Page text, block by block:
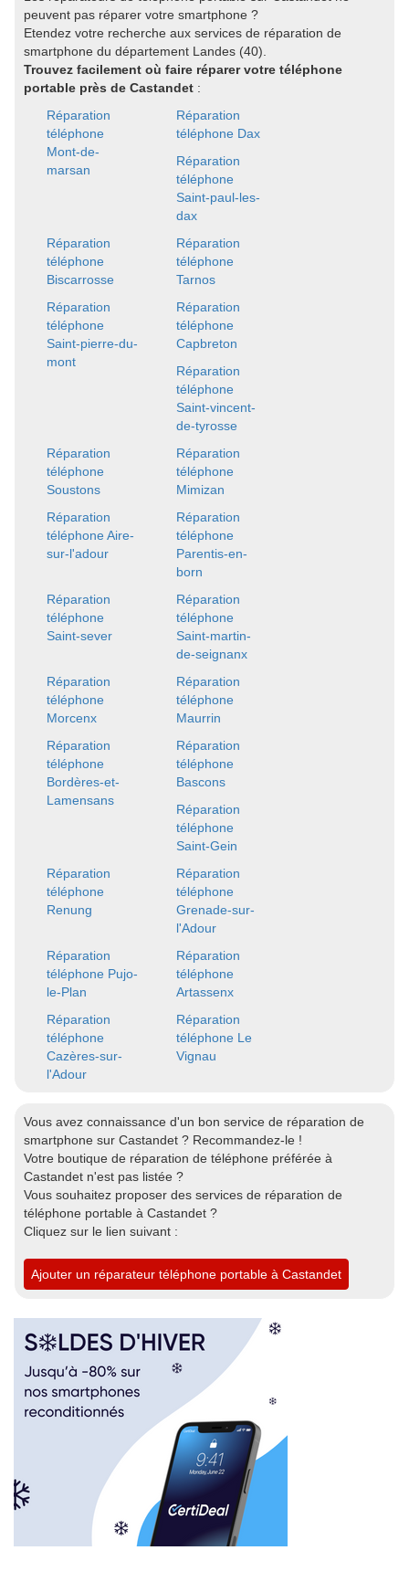
peuvent pas réparer votre smartphone ?
Etendez votre recherche aux services de réparation de
smartphone du département Landes (40).
Trouvez facilement où faire réparer votre téléphone
portable près de Castandet :
Réparation
téléphone
Mont-de-
marsan
Réparation
téléphone Dax
Réparation
téléphone
Saint-paul-les-
dax
Réparation
téléphone
Biscarrosse
Réparation
téléphone
Tarnos
Réparation
téléphone
Saint-pierre-du-
mont
Réparation
téléphone
Capbreton
Réparation
téléphone
Saint-vincent-
de-tyrosse
Réparation
téléphone
Soustons
Réparation
téléphone
Mimizan
Réparation
téléphone Aire-
sur-l'adour
Réparation
téléphone
Parentis-en-
born
Réparation
téléphone
Saint-sever
Réparation
téléphone
Saint-martin-
de-seignanx
Réparation
téléphone
Morcenx
Réparation
téléphone
Maurrin
Réparation
téléphone
Bordères-et-
Lamensans
Réparation
téléphone
Bascons
Réparation
téléphone
Saint-Gein
Réparation
téléphone
Renung
Réparation
téléphone
Grenade-sur-
l'Adour
Réparation
téléphone Pujo-
le-Plan
Réparation
téléphone
Artassenx
Réparation
téléphone
Cazères-sur-
l'Adour
Réparation
téléphone Le
Vignau
Vous avez connaissance d'un bon service de réparation de
smartphone sur Castandet ? Recommandez-le !
Votre boutique de réparation de téléphone préférée à
Castandet n'est pas listée ?
Vous souhaitez proposer des services de réparation de
téléphone portable à Castandet ?
Cliquez sur le lien suivant :
Ajouter un réparateur téléphone portable à Castandet